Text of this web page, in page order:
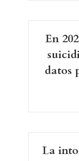
En
datos
La